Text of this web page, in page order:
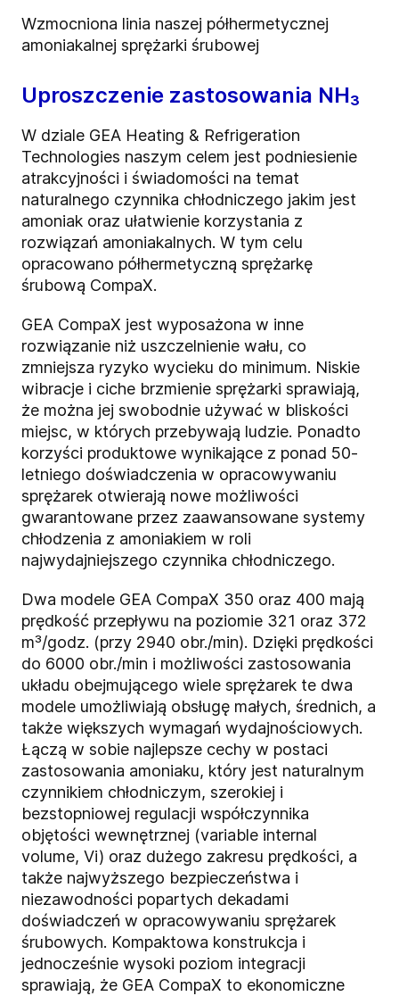
Wzmocniona linia naszej półhermetycznej
amoniakalnej sprężarki śrubowej
Uproszczenie zastosowania NH₃
W dziale GEA Heating & Refrigeration
Technologies naszym celem jest podniesienie
atrakcyjności i świadomości na temat
naturalnego czynnika chłodniczego jakim jest
amoniak oraz ułatwienie korzystania z
rozwiązań amoniakalnych. W tym celu
opracowano półhermetyczną sprężarkę
śrubową CompaX.
GEA CompaX jest wyposażona w inne
rozwiązanie niż uszczelnienie wału, co
zmniejsza ryzyko wycieku do minimum. Niskie
wibracje i ciche brzmienie sprężarki sprawiają,
że można jej swobodnie używać w bliskości
miejsc, w których przebywają ludzie. Ponadto
korzyści produktowe wynikające z ponad 50-
letniego doświadczenia w opracowywaniu
sprężarek otwierają nowe możliwości
gwarantowane przez zaawansowane systemy
chłodzenia z amoniakiem w roli
najwydajniejszego czynnika chłodniczego.
Dwa modele GEA CompaX 350 oraz 400 mają
prędkość przepływu na poziomie 321 oraz 372
m³/godz. (przy 2940 obr./min). Dzięki prędkości
do 6000 obr./min i możliwości zastosowania
układu obejmującego wiele sprężarek te dwa
modele umożliwiają obsługę małych, średnich, a
także większych wymagań wydajnościowych.
Łączą w sobie najlepsze cechy w postaci
zastosowania amoniaku, który jest naturalnym
czynnikiem chłodniczym, szerokiej i
bezstopniowej regulacji współczynnika
objętości wewnętrznej (variable internal
volume, Vi) oraz dużego zakresu prędkości, a
także najwyższego bezpieczeństwa i
niezawodności popartych dekadami
doświadczeń w opracowywaniu sprężarek
śrubowych. Kompaktowa konstrukcja i
jednocześnie wysoki poziom integracji
sprawiają, że GEA CompaX to ekonomiczne